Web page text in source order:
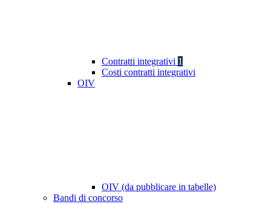
Contratti integrativi 1
Costi contratti integrativi
OIV
OIV (da pubblicare in tabelle)
Bandi di concorso